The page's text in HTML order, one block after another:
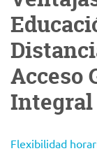
Acceso
Integral
Flexibilidad